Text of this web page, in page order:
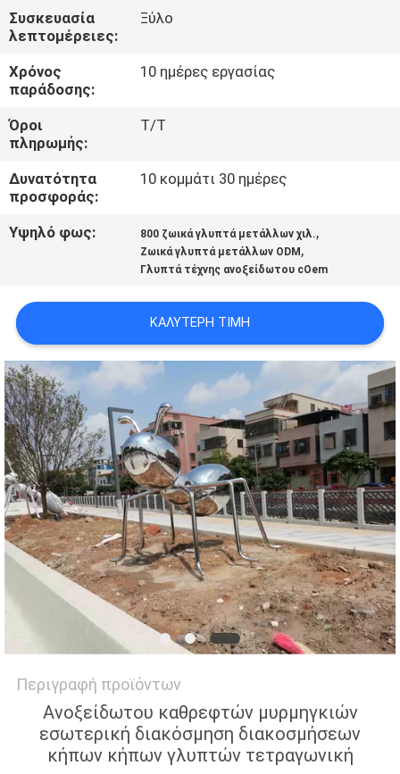
ΈΛΕΓΧΟΣ
ΠΟΙΌΤΗΤΑΣ
ΕΠΙΚΟΙΝΩΝΉΣΤΕ
ΜΑΖΊ
ΕΙΔΉΣΕΙΣ
ΖΗΤΉΣΤΕ
ΜΙΑ
ΠΡΟΣΦΟΡΆ
SITEMAP
PRIVACY
POLICY
Συσκευασία
λεπτομέρειες:
Ξύλο
Χρόνος
παράδοσης:
10 ημέρες εργασίας
Όροι
πληρωμής:
T/T
Δυνατότητα
προσφοράς:
10 κομμάτι 30 ημέρες
Υψηλό φως: 800 ζωικά γλυπτά μετάλλων χιλ.,
Ζωικά γλυπτά μετάλλων ODM ,
Γλυπτά τέχνης ανοξείδωτου cOem
ΚΑΛΎΤΕΡΗ ΤΙΜΉ
Περιγραφή προϊόντων
Ανοξείδωτου καθρεφτών μυρμηγκιών
εσωτερική διακόσμηση διακοσμήσεων
κήπων κήπων γλυπτών τετραγωνική